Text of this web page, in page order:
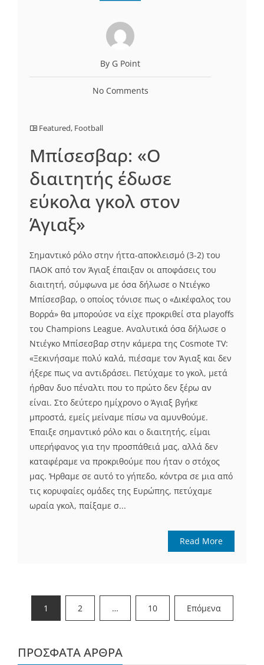
By G Point
No Comments
Featured, Football
Μπίσεσβαρ: «Ο
διαιτητής έδωσε
εύκολα γκολ στον
Άγιαξ»
Σημαντικό ρόλο στην ήττα-αποκλεισμό (3-2) του
ΠΑΟΚ από τον Άγιαξ έπαιξαν οι αποφάσεις του
διαιτητή, σύμφωνα με όσα δήλωσε ο Ντιέγκο
Μπίσεσβαρ, ο οποίος τόνισε πως ο «Δικέφαλος του
Βορρά» θα μπορούσε να είχε προκριθεί στα playoffs
του Champions League. Αναλυτικά όσα δήλωσε ο
Ντιέγκο Μπίσεσβαρ στην κάμερα της Cosmote TV:
«Ξεκινήσαμε πολύ καλά, πιέσαμε τον Άγιαξ και δεν
ήξερε πως να αντιδράσει. Πετύχαμε το γκολ, μετά
ήρθαν δυο πέναλτι που το πρώτο δεν ξέρω αν
είναι. Στο δεύτερο ημίχρονο ο Άγιαξ βγήκε
μπροστά, εμείς μείναμε πίσω να αμυνθούμε.
Έπαιξε σημαντικό ρόλο και ο διαιτητής, είμαι
υπερήφανος για την προσπάθειά μας, αλλά δεν
καταφέραμε να προκριθούμε που ήταν ο στόχος
μας. Ήρθαμε σε αυτό το γήπεδο, κόντρα σε μια από
τις κορυφαίες ομάδες της Ευρώπης, πετύχαμε
ωραία γκολ, παίξαμε σ...
Read More
Σελιδοποίηση
άρθρων
1 2 … 10 Επόμενα
ΠΡΌΣΦΑΤΑ ΆΡΘΡΑ